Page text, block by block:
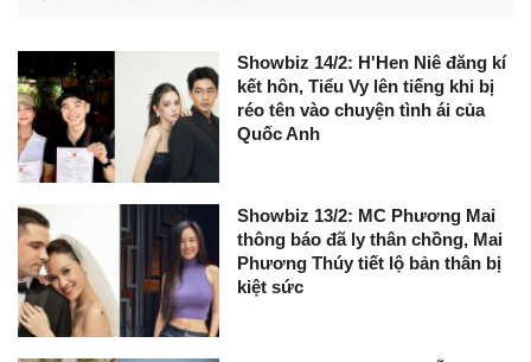
Showbiz 14/2: H'Hen Niê đăng kí
kết hôn, Tiểu Vy lên tiếng khi bị
réo tên vào chuyện tình ái của
Quốc Anh
Showbiz 13/2: MC Phương Mai
thông báo đã ly thân chồng, Mai
Phương Thúy tiết lộ bản thân bị
kiệt sức